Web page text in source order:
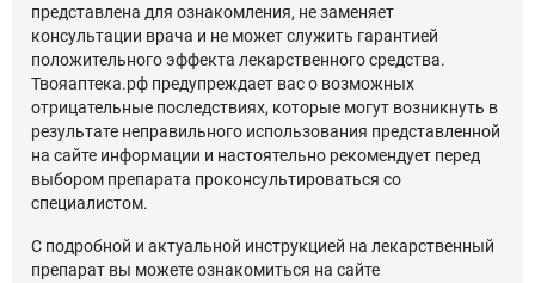
представлена для ознакомления, не заменяет
консультации врача и не может служить гарантией
положительного эффекта лекарственного средства.
Твояаптека.рф предупреждает вас о возможных
отрицательные последствиях, которые могут возникнуть в
результате неправильного использования представленной
на сайте информации и настоятельно рекомендует перед
выбором препарата проконсультироваться со
специалистом.
С подробной и актуальной инструкцией на лекарственный
препарат вы можете ознакомиться на сайте